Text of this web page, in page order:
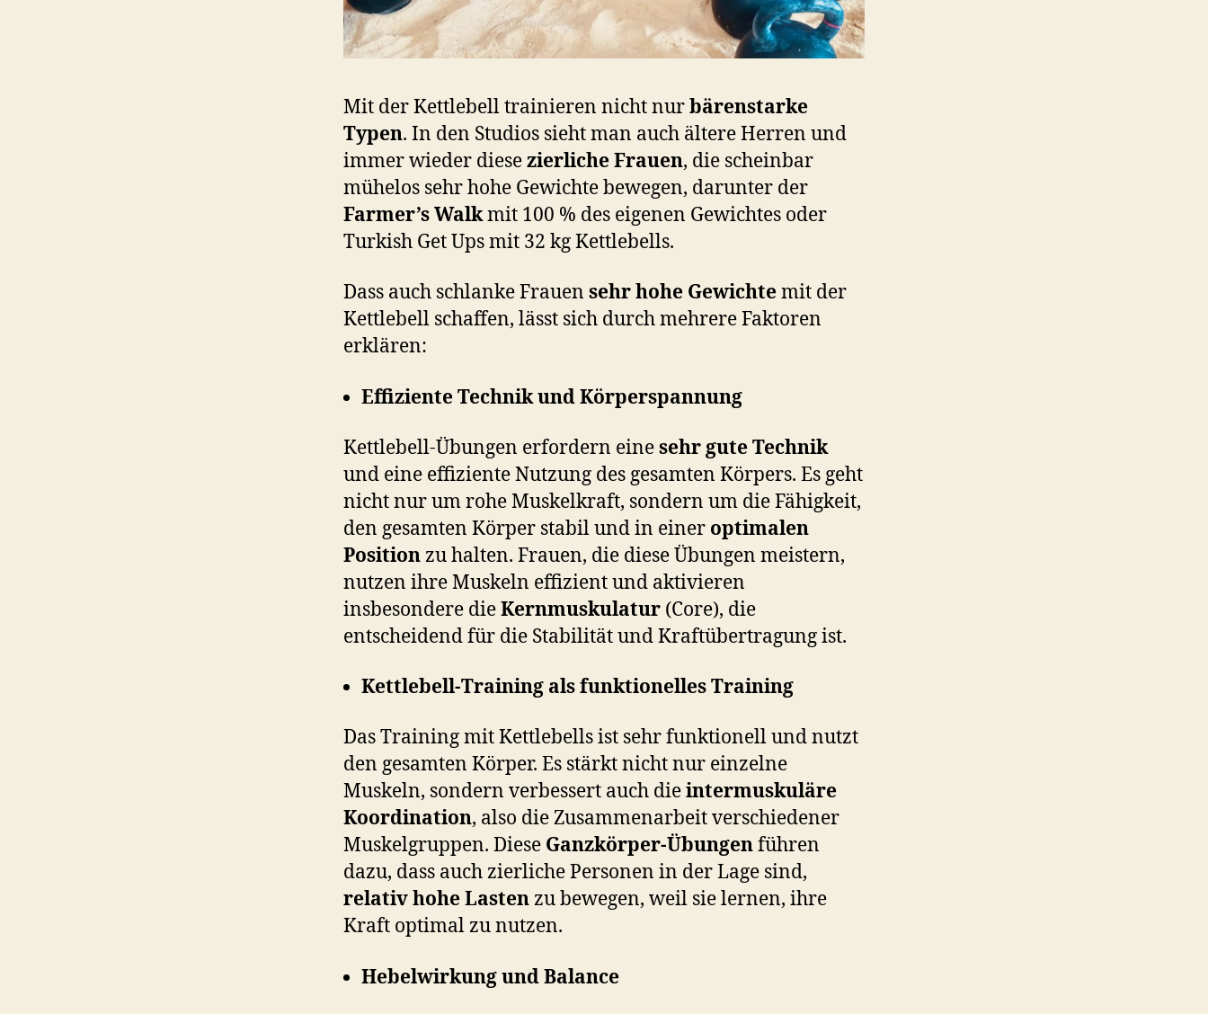
Mit der Kettlebell trainieren nicht nurbärenstarke
Typen. In den Studios sieht man auch ältere Herren und
immer wieder diesezierliche Frauen, die scheinbar
mühelos sehr hohe Gewichte bewegen, darunter der
Farmer’s Walkmit 100 % des eigenen Gewichtes oder
Turkish Get Ups mit 32 kg Kettlebells.
Dass auch schlanke Frauen sehr hohe Gewichtemit der
Kettlebell schaffen, lässt sich durch mehrere Faktoren
erklären:
Effiziente Technik und Körperspannung
Kettlebell-Übungen erfordern einesehr gute Technik
und eine effiziente Nutzung des gesamten Körpers. Es geht
nicht nur um rohe Muskelkraft, sondern um die Fähigkeit,
den gesamten Körper stabil und in einer optimalen
Positionzu halten. Frauen, die diese Übungen meistern,
nutzen ihre Muskeln effizient und aktivieren
insbesondere dieKernmuskulatur (Core), die
entscheidend für die Stabilität und Kraftübertragung ist.
Kettlebell-Training als funktionelles Training
Das Training mit Kettlebells ist sehr funktionell und nutzt
den gesamten Körper. Es stärkt nicht nur einzelne
Muskeln, sondern verbessert auch dieintermuskuläre
Koordination, also die Zusammenarbeit verschiedener
Muskelgruppen. Diese Ganzkörper-Übungenführen
dazu, dass auch zierliche Personen in der Lage sind,
relativ hohe Lastenzu bewegen, weil sie lernen, ihre
Kraft optimal zu nutzen.
Hebelwirkung und Balance